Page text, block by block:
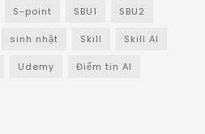
S-point SBU1 SBU2
sinh nhật Skill Skill AI
Udemy Điểm tin AI